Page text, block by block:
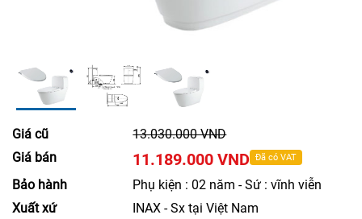
Giá cũ
13.030.000 VND
Giá bán
11.189.000 VND Đã có VAT
Bảo hành
Phụ kiện : 02 năm - Sứ : vĩnh viễn
Xuất xứ
INAX - Sx tại Việt Nam